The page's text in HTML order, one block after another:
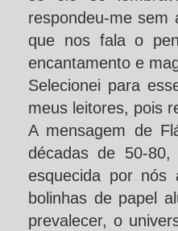
respondeu-me sem
que nos fala o
encantamento e
Selecionei para
meus leitores, pois
A mensagem de
décadas de 50-
esquecida por nós
bolinhas de papel
prevalecer, o